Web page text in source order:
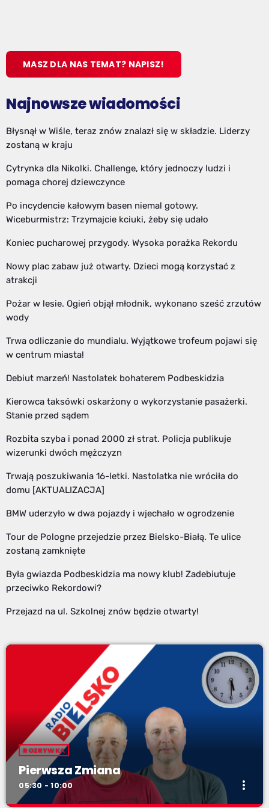
MASZ DLA NAS TEMAT? NAPISZ!
Najnowsze wiadomości
Błysnął w Wiśle, teraz znów znalazł się w składzie. Liderzy
zostaną w kraju
Cytrynka dla Nikolki. Challenge, który jednoczy ludzi i
pomaga chorej dziewczynce
Po incydencie kałowym basen niemal gotowy.
Wiceburmistrz: Trzymajcie kciuki, żeby się udało
Koniec pucharowej przygody. Wysoka porażka Rekordu
Nowy plac zabaw już otwarty. Dzieci mogą korzystać z
atrakcji
Pożar w lesie. Ogień objął młodnik, wykonano sześć zrzutów
wody
Trwa odliczanie do mundialu. Wyjątkowe trofeum pojawi się
w centrum miasta!
Debiut marzeń! Nastolatek bohaterem Podbeskidzia
Kierowca taksówki oskarżony o wykorzystanie pasażerki.
Stanie przed sądem
Rozbita szyba i ponad 2000 zł strat. Policja publikuje
wizerunki dwóch mężczyzn
Trwają poszukiwania 16-letki. Nastolatka nie wróciła do
domu [AKTUALIZACJA]
BMW uderzyło w dwa pojazdy i wjechało w ogrodzenie
Tour de Pologne przejedzie przez Bielsko-Białą. Te ulice
zostaną zamknięte
Była gwiazda Podbeskidzia ma nowy klub! Zadebiutuje
przeciwko Rekordowi?
Przejazd na ul. Szkolnej znów będzie otwarty!
ROZRYWKA
Pierwsza Zmiana
05:30 - 10:00 more_vert